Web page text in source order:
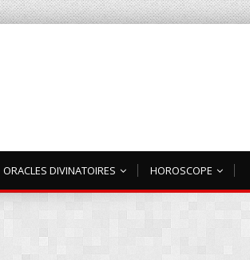
ORACLES DIVINATOIRES HOROSCOPE